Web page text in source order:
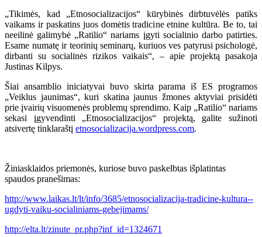
„Tikimės, kad „Etnosocializacijos“ kūrybinės dirbtuvėlės patiks
vaikams ir paskatins juos domėtis tradicine etnine kultūra. Be to, tai
neeilinė galimybė „Ratilio“ nariams įgyti socialinio darbo patirties.
Esame numatę ir teorinių seminarų, kuriuos ves patyrusi psichologė,
dirbanti su socialinės rizikos vaikais“, – apie projektą pasakoja
Justinas Kilpys.
Šiai ansamblio iniciatyvai buvo skirta parama iš ES programos
„Veiklus jaunimas“, kuri skatina jaunus žmones aktyviai prisidėti
prie įvairių visuomenės problemų sprendimo. Kaip „Ratilio“ nariams
sekasi įgyvendinti „Etnosocializacijos“ projektą, galite sužinoti
atsivertę tinklaraštį etnosocializacija.wordpress.com.
Žiniasklaidos priemonės, kuriose buvo paskelbtas išplatintas
spaudos pranešimas:
http://www.laikas.lt/lt/info/3685/etnosocializacija-tradicine-kultura--
ugdyti-vaiku-socialiniams-gebejimams/
http://elta.lt/zinute_pr.php?inf_id=1324671